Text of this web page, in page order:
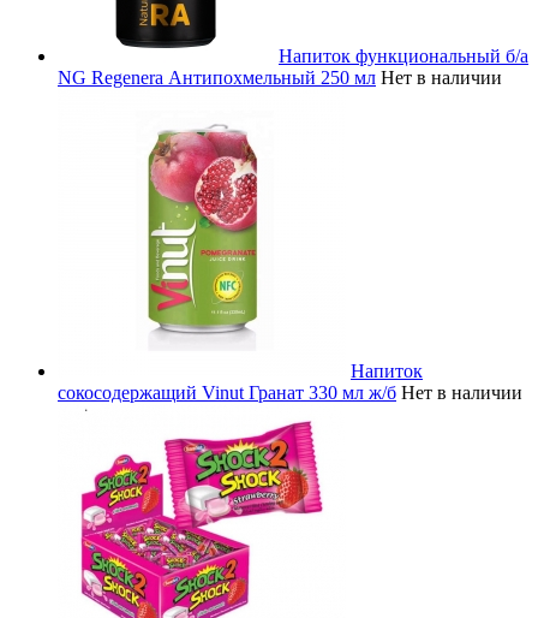
Напиток функциональный б/а
NG Regenera Антипохмельный 250 мл Нет в наличии
Напиток
сокосодержащий Vinut Гранат 330 мл ж/б Нет в наличии